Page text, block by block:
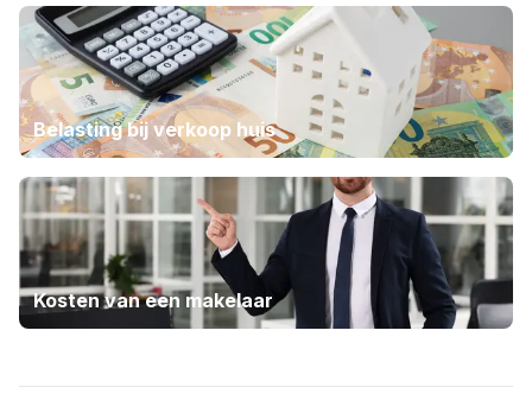
Belasting bij verkoop huis
Kosten van een makelaar